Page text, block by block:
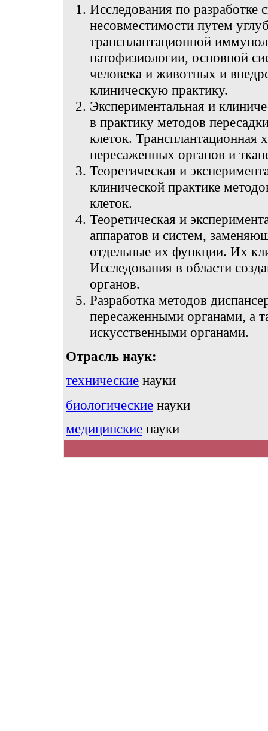
Исследования по разработке
несовместимости путем
трансплантационной
патофизиологии, основной
человека и животных и
клиническую практику.
Экспериментальная и
в практику методов
клеток.
пересаженных органов и
Теоретическая и
клинической практике
клеток.
Теоретическая и
аппаратов и систем,
отдельные их функции. Их
Исследования в области
органов.
Разработка методов
пересаженными органами, а
искусственными органами.
Отрасль наук:
технические науки
биологические науки
медицинские науки